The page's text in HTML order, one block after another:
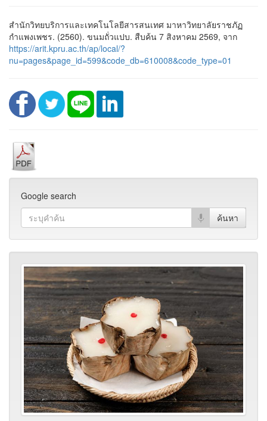
สำนักวิทยบริการและเทคโนโลยีสารสนเทศ มาหาวิทยาลัยราชภัฏ
กำแพงเพชร. (2560). ขนมถั่วแปบ. สืบค้น 7 สิงหาคม 2569, จาก
https://arit.kpru.ac.th/ap/local/?
nu=pages&page_id=599&code_db=610008&code_type=01
Google search